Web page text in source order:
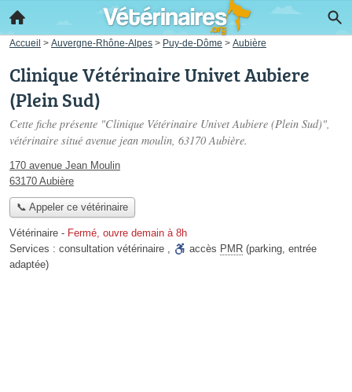
Accueil > Auvergne-Rhône-Alpes > Puy-de-Dôme > Aubière
Clinique Vétérinaire Univet Aubiere
(Plein Sud)
Cette fiche présente "Clinique Vétérinaire Univet Aubiere (Plein Sud)",
vétérinaire situé avenue jean moulin, 63170 Aubière.
170 avenue Jean Moulin
63170 Aubière
📞 Appeler ce vétérinaire
Vétérinaire - Fermé, ouvre demain à 8h
Services : consultation vétérinaire , accès PMR (parking, entrée
adaptée)